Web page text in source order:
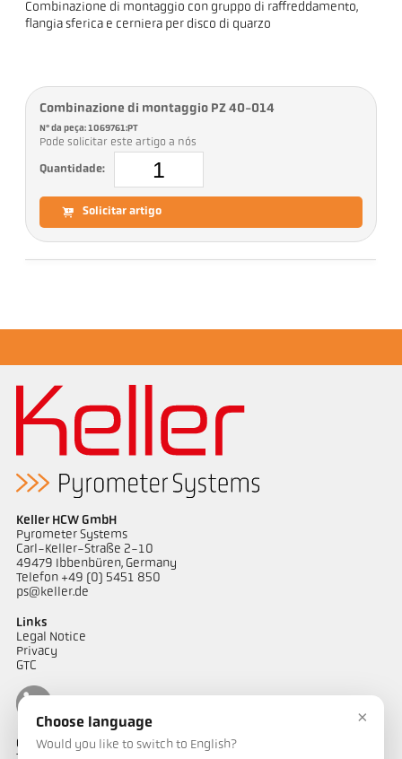
Combinazione di montaggio con gruppo di raffreddamento,
flangia sferica e cerniera per disco di quarzo
Combinazione di montaggio PZ 40-014
Nº da peça: 1069761:PT
Pode solicitar este artigo a nós
Quantidade:
Solicitar artigo
Keller HCW GmbH
Pyrometer Systems
Carl-Keller-Straße 2-10
49479 Ibbenbüren, Germany
Telefon +49 (0) 5451 850
ps@keller.de
Links
Legal Notice
Privacy
GTC
Contacto
×
Choose language
Would you like to switch to English?